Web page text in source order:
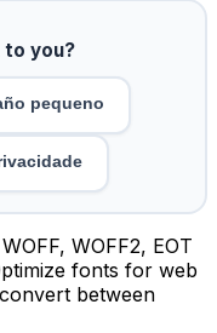
you?
pequeno
WOFF2, EOT
fonts for web
between